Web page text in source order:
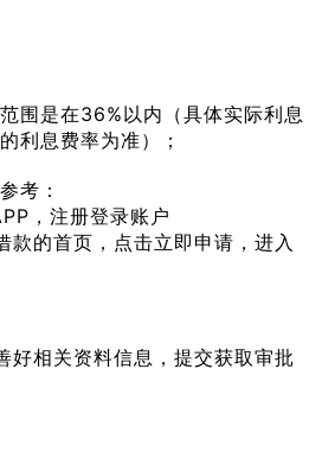
围是在36%以内（具体实际利息
利息费率为准）；
考：
，注册登录账户
款的首页，点击立即申请，进入
好相关资料信息，提交获取审批